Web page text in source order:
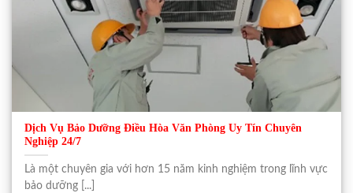
Dịch Vụ Bảo Dưỡng Điều Hòa Văn Phòng Uy Tín Chuyên
Nghiệp 24/7
Là một chuyên gia với hơn 15 năm kinh nghiệm trong lĩnh vực
bảo dưỡng [...]